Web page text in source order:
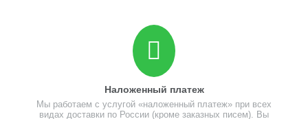
Наложенный платеж
Мы работаем с услугой «наложенный платеж» при всех
видах доставки по России (кроме заказных писем). Вы